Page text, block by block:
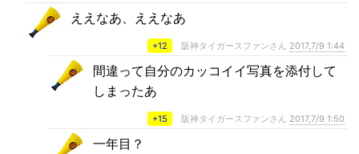
ええなあ、ええなあ
+12 阪神タイガースファンさん 2017,7/9 1:44
間違って自分のカッコイイ写真を添付して
しまったあ
+15 阪神タイガースファンさん 2017,7/9 1:50
一年目？